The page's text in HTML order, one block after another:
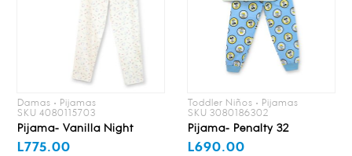
Damas • Pijamas
SKU 4080115703
Pijama- Vanilla Night
L775.00
Toddler Niños • Pijamas
SKU 3080186302
Pijama- Penalty 32
L690.00